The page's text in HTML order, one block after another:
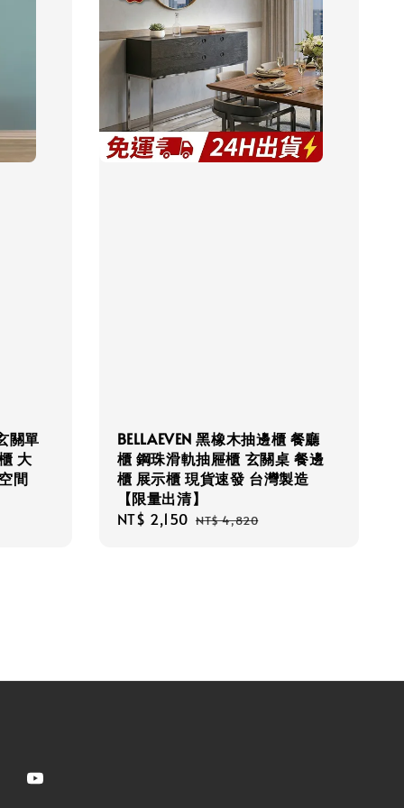
關單
大
間
BELLAEVEN 黑橡木抽邊櫃 餐廳
櫃 鋼珠滑軌抽屜櫃 玄關桌 餐邊
櫃 展示櫃 現貨速發 台灣製造
【限量出清】
Sale
NT$ 2,150 Regular
NT$ 4,820